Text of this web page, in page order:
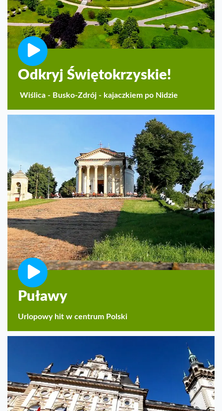
Odkryj Świętokrzyskie!
Wiślica - Busko-Zdrój - kajaczkiem po Nidzie
Puławy
Urlopowy hit w centrum Polski